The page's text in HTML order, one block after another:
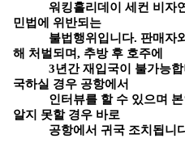
워킹홀리데이 세컨 비자연
민법에 위반되는
불법행위입니다. 판매자와
해 처벌되며, 추방 후 호주에
3년간 재입국이 불가능합
국하실 경우 공항에서
인터뷰를 할 수 있으며 본
알지 못할 경우 바로
공항에서 귀국 조치됩니